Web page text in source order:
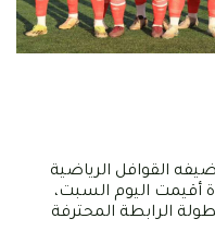
القوافل الرياضية
أقيمت اليوم السبت،
الثانية من الجولة 13 لبطولة الرابطة المحترفة